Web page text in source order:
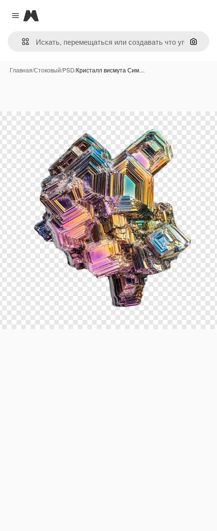
Close menu
Magnific
Поиск
Главная/Стоковый/PSD/Кристалл висмута Сим…